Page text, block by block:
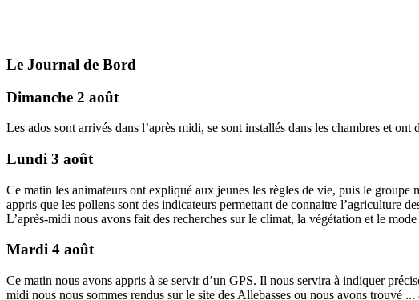
Le Journal de Bord
Dimanche 2 août
Les ados sont arrivés dans l’après midi, se sont installés dans les chambres et
Lundi 3 août
Ce matin les animateurs ont expliqué aux jeunes les règles de vie, puis le
appris que les pollens sont des indicateurs permettant de connaitre l’agriculture
L’après-midi nous avons fait des recherches sur le climat, la végétation et le
Mardi 4 août
Ce matin nous avons appris à se servir d’un GPS. Il nous servira à indiquer
midi nous nous sommes rendus sur le site des Allebasses ou nous avons trouvé